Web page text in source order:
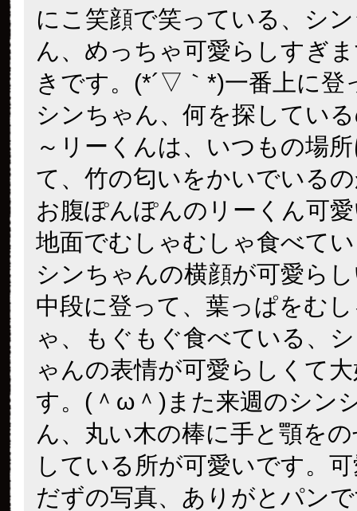
にこ笑顔で笑っている、シ
ん、めっちゃ可愛らしすぎ
きです。(*´▽｀*)一番上に登
シンちゃん、何を探してい
～リーくんは、いつもの場
て、竹の匂いをかいでいる
お腹ぽんぽんのリーくん可
地面でむしゃむしゃ食べて
シンちゃんの横顔が可愛ら
中段に登って、葉っぱをむ
ゃ、もぐもぐ食べている、
ゃんの表情が可愛らしくて
す。(＾ω＾)また来週のシン
ん、丸い木の棒に手と顎を
している所が可愛いです。
だずの写真、ありがとパンで